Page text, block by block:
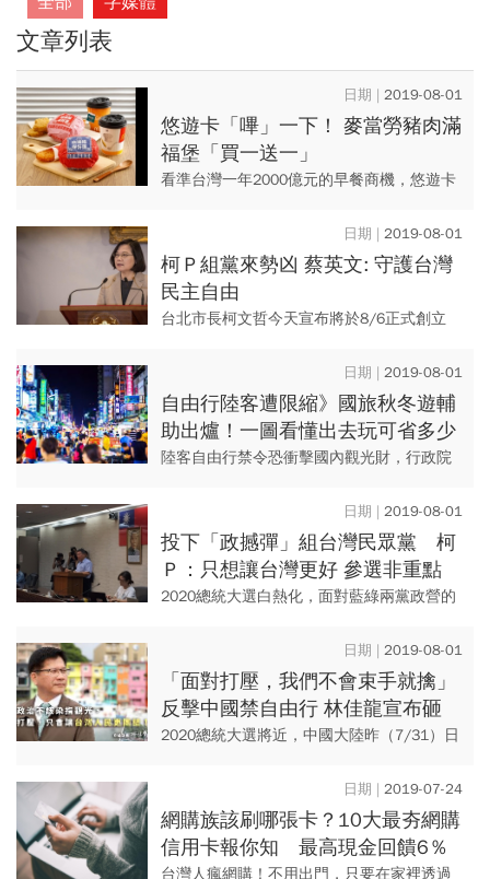
文章列表
2019-08-01
悠遊卡「嗶」一下！ 麥當勞豬肉滿
福堡「買一送一」
看準台灣一年2000億元的早餐商機，悠遊卡
龍頭麥當勞，自7月31日起至9月3日止，憑
悠遊卡消費明細，就...
2019-08-01
柯Ｐ組黨來勢凶 蔡英文: 守護台灣
民主自由
台北市長柯文哲今天宣布將於8/6正式創立
藍綠選情，蔡英文中午12時在總統府發表迴
廊談話，針對國內時事以...
2019-08-01
自由行陸客遭限縮》國旅秋冬遊輔
助出爐！一圖看懂出去玩可省多少
錢
陸客自由行禁令恐衝擊國內觀光財，行政院
共提出四大方案，包括自由行每房補助 1000
元、兒童免...
2019-08-01
投下「政撼彈」組台灣民眾黨 柯
Ｐ：只想讓台灣更好 參選非重點
2020總統大選白熱化，面對藍綠兩黨政營的
哲，昨(7/31)晚間拋出政壇震撼彈，8/6將組
「台灣民眾黨」...
2019-08-01
「面對打壓，我們不會束手就擒」
反擊中國禁自由行 林佳龍宣布砸
36億推秋冬遊
2020總統大選將近，中國大陸昨（7/31）日
由行，全中國47個自由行城市都會暫停核發
通行證。交通...
2019-07-24
網購族該刷哪張卡？10大最夯網購
信用卡報你知 最高現金回饋6％
台灣人瘋網購！不用出門，只要在家裡透過